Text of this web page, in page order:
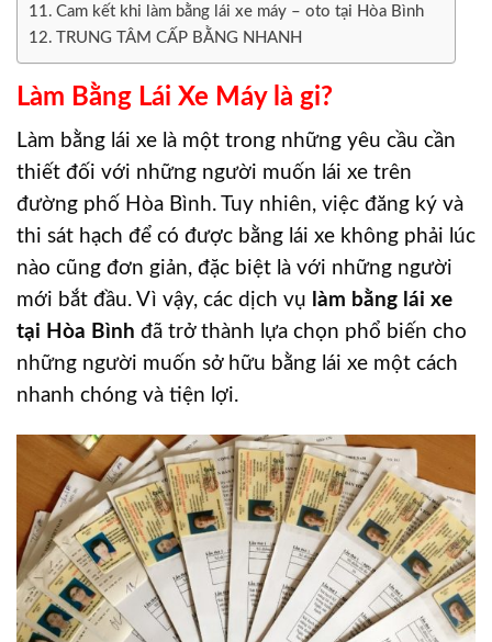
Cam kết khi làm bằng lái xe máy – oto tại Hòa Bình
TRUNG TÂM CẤP BẰNG NHANH
Làm Bằng Lái Xe Máy là gi?
Làm bằng lái xe là một trong những yêu cầu cần
thiết đối với những người muốn lái xe trên
đường phố Hòa Bình. Tuy nhiên, việc đăng ký và
thi sát hạch để có được bằng lái xe không phải lúc
nào cũng đơn giản, đặc biệt là với những người
mới bắt đầu. Vì vậy, các dịch vụ làm bằng lái xe
tại Hòa Bình đã trở thành lựa chọn phổ biến cho
những người muốn sở hữu bằng lái xe một cách
nhanh chóng và tiện lợi.